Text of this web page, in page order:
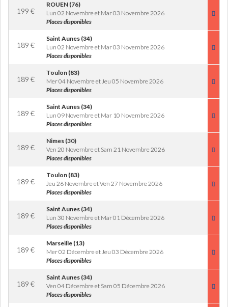
199 €
ROUEN (76)
Lun 02 Novembre et Mar 03 Novembre 2026
Places disponibles
189 €
Saint Aunes (34)
Lun 02 Novembre et Mar 03 Novembre 2026
Places disponibles
189 €
Toulon (83)
Mer 04 Novembre et Jeu 05 Novembre 2026
Places disponibles
189 €
Saint Aunes (34)
Lun 09 Novembre et Mar 10 Novembre 2026
Places disponibles
189 €
Nimes (30)
Ven 20 Novembre et Sam 21 Novembre 2026
Places disponibles
189 €
Toulon (83)
Jeu 26 Novembre et Ven 27 Novembre 2026
Places disponibles
189 €
Saint Aunes (34)
Lun 30 Novembre et Mar 01 Décembre 2026
Places disponibles
189 €
Marseille (13)
Mer 02 Décembre et Jeu 03 Décembre 2026
Places disponibles
189 €
Saint Aunes (34)
Ven 04 Décembre et Sam 05 Décembre 2026
Places disponibles